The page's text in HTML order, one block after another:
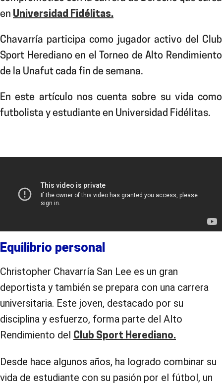
en Universidad Fidélitas.
Chavarría participa como jugador activo del Club
Sport Herediano en el Torneo de Alto Rendimiento
de la Unafut cada fin de semana.
En este artículo nos cuenta sobre su vida como
futbolista y estudiante en Universidad Fidélitas.
Equilibrio personal
Christopher Chavarría San Lee es un gran
deportista y también se prepara con una carrera
universitaria. Este joven, destacado por su
disciplina y esfuerzo, forma parte del Alto
Rendimiento del Club Sport Herediano.
Desde hace algunos años, ha logrado combinar su
vida de estudiante con su pasión por el fútbol, un